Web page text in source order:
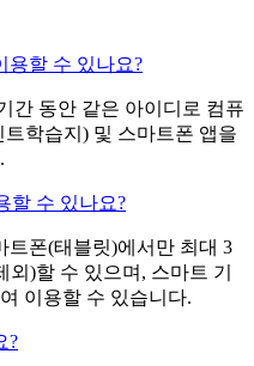
용할 수 있나요?
간 동안 같은 아이디로 컴퓨
학습지) 및 스마트폰 앱을
할 수 있나요?
트폰(태블릿)에서만 최대 3
)할 수 있으며, 스마트 기
이용할 수 있습니다.
?